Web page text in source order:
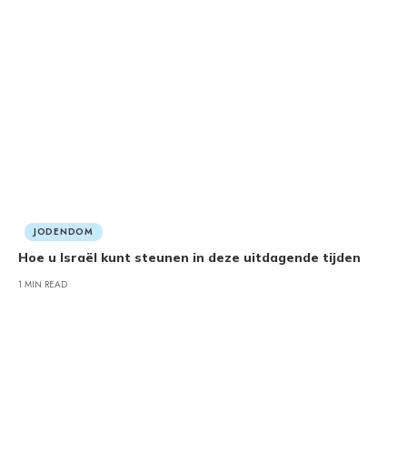
JODENDOM
Hoe u Israël kunt steunen in deze uitdagende tijden
1 MIN READ